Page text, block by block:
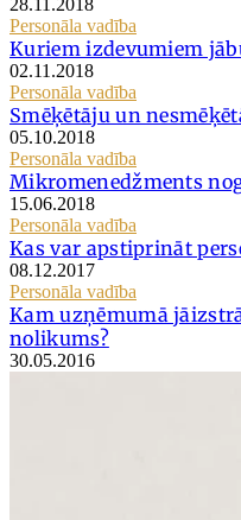
28.11.2018
Personāla vadība
Kuriem izdevumiem
02.11.2018
Personāla vadība
Smēķētāju un
05.10.2018
Personāla vadība
Mikromenedžments
15.06.2018
Personāla vadība
Kas var apstiprināt
08.12.2017
Personāla vadība
Kam uzņēmumā
nolikums?
30.05.2016